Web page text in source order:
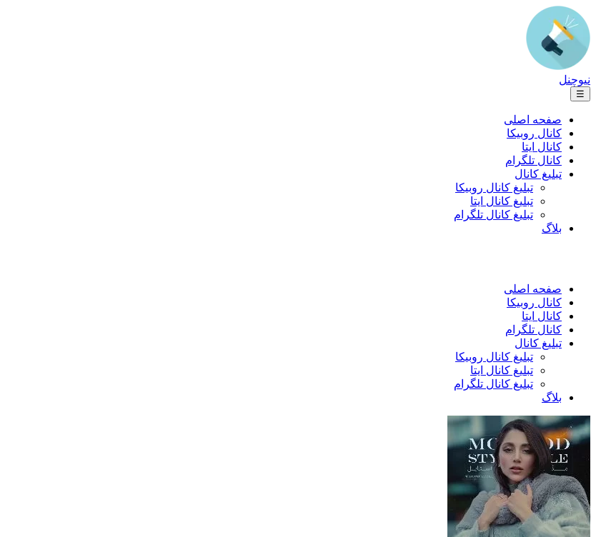
نیوچنل
☰
صفحه اصلی
کانال روبیکا
کانال ایتا
کانال تلگرام
تبلیغ کانال
تبلیغ کانال روبیکا
تبلیغ کانال ایتا
تبلیغ کانال تلگرام
بلاگ
صفحه اصلی
کانال روبیکا
کانال ایتا
کانال تلگرام
تبلیغ کانال
تبلیغ کانال روبیکا
تبلیغ کانال ایتا
تبلیغ کانال تلگرام
بلاگ